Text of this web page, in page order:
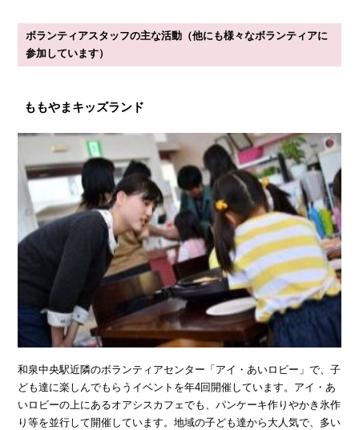
ボランティアスタッフの主な活動（他にも様々なボランティアに
参加しています）
ももやまキッズランド
和泉中央駅近隣のボランティアセンター「アイ・あいロビー」で、子
ども達に楽しんでもらうイベントを年4回開催しています。アイ・あ
いロビーの上にあるオアシスカフェでも、パンケーキ作りやかき氷作
り等を並行して開催しています。地域の子ども達から大人気で、多い